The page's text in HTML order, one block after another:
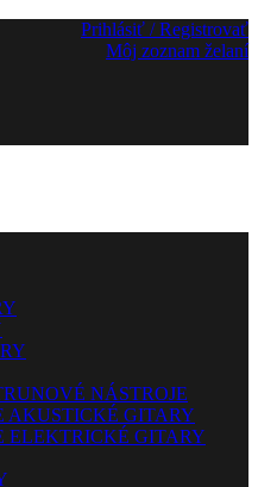
Prihlásiť / Registrovať
Môj zoznam želaní
NÁSTROJE
AKUSTICKÉ GITARY
ELEKTRICKÉ GITARY